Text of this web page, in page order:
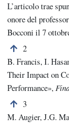
L’articolo trae
onore del
Bocconi il 7
Torna alla nota
2
B. Francis, I.
Their Impact on
Performance»,
Torna alla nota
3
M. Augier, J.G.